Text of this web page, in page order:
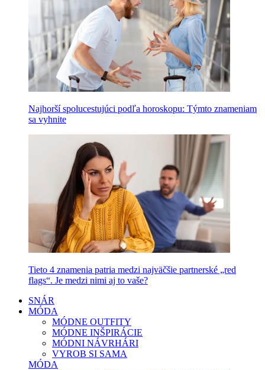
Najhorší spolucestujúci podľa horoskopu: Týmto znameniam
sa vyhnite
Tieto 4 znamenia patria medzi najväčšie partnerské „red
flags“. Je medzi nimi aj to vaše?
SNÁR
MÓDA
MÓDNE OUTFITY
MÓDNE INŠPIRÁCIE
MÓDNI NÁVRHÁRI
VYROB SI SAMA
MÓDA